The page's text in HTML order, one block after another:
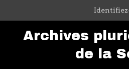
Passer au
Archives
de la